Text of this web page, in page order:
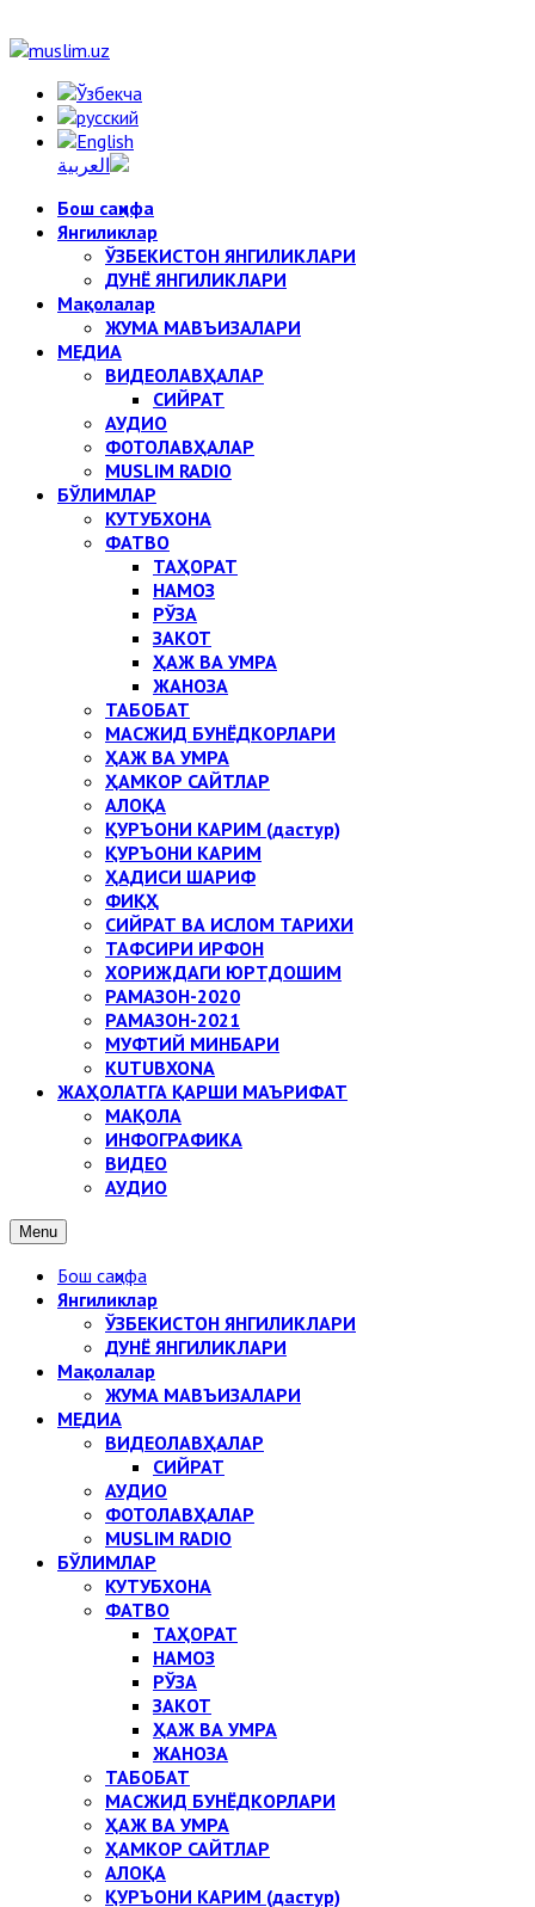
Бош саҳифа
Янгиликлар
ЎЗБЕКИСТОН ЯНГИЛИКЛАРИ
ДУНЁ ЯНГИЛИКЛАРИ
Мақолалар
ЖУМА МАВЪИЗАЛАРИ
МЕДИА
ВИДЕОЛАВҲАЛАР
СИЙРАТ
АУДИО
ФОТОЛАВҲАЛАР
MUSLIM RADIO
БЎЛИМЛАР
КУТУБХОНА
ФАТВО
ТАҲОРАТ
НАМОЗ
РЎЗА
ЗАКОТ
ҲАЖ ВА УМРА
ЖАНОЗА
ТАБОБАТ
МАСЖИД БУНЁДКОРЛАРИ
ҲАЖ ВА УМРА
ҲАМКОР САЙТЛАР
АЛОҚА
ҚУРЪОНИ КАРИМ (дастур)
ҚУРЪОНИ КАРИМ
ҲАДИСИ ШАРИФ
ФИҚҲ
СИЙРАТ ВА ИСЛОМ ТАРИХИ
ТАФСИРИ ИРФОН
ХОРИЖДАГИ ЮРТДОШИМ
РАМАЗОН-2020
РАМАЗОН-2021
МУФТИЙ МИНБАРИ
KUTUBXONA
ЖАҲОЛАТГА ҚАРШИ МАЪРИФАТ
МАҚОЛА
ИНФОГРАФИКА
ВИДЕО
АУДИО
Menu
Бош саҳифа
Янгиликлар
ЎЗБЕКИСТОН ЯНГИЛИКЛАРИ
ДУНЁ ЯНГИЛИКЛАРИ
Мақолалар
ЖУМА МАВЪИЗАЛАРИ
МЕДИА
ВИДЕОЛАВҲАЛАР
СИЙРАТ
АУДИО
ФОТОЛАВҲАЛАР
MUSLIM RADIO
БЎЛИМЛАР
КУТУБХОНА
ФАТВО
ТАҲОРАТ
НАМОЗ
РЎЗА
ЗАКОТ
ҲАЖ ВА УМРА
ЖАНОЗА
ТАБОБАТ
МАСЖИД БУНЁДКОРЛАРИ
ҲАЖ ВА УМРА
ҲАМКОР САЙТЛАР
АЛОҚА
ҚУРЪОНИ КАРИМ (дастур)